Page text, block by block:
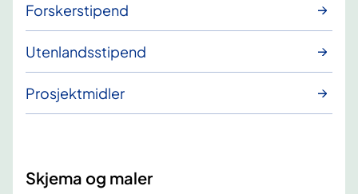
Forskerstipend
Utenlandsstipend
Prosjektmidler
Skjema og maler